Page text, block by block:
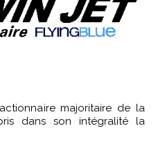
dans son intégralité la